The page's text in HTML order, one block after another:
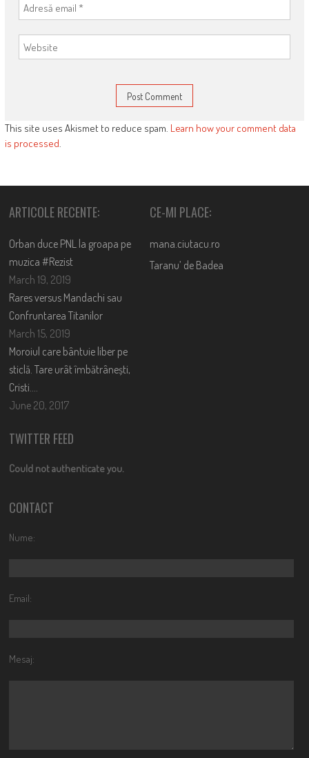
This site uses Akismet to reduce spam. Learn how your comment data
is processed.
ARTICOLE RECENTE:
Orban duce PNL la groapa pe
muzica #Rezist
March 19, 2019
Rares versus Mandachi sau
Confruntarea Titanilor
March 15, 2019
Moroiul care bântuie liber pe
sticlă. Tare urât îmbătrânești,
Cristi….
June 20, 2017
CE-MI PLACE:
mana.ciutacu.ro
Taranu’ de Badea
TWITTER FEED
Could not authenticate you.
CONTACT
Nume:
Email:
Mesaj: